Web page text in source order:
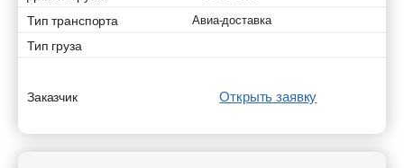
Тип транспорта Авиа-доставка
Тип груза
Заказчик Открыть заявку